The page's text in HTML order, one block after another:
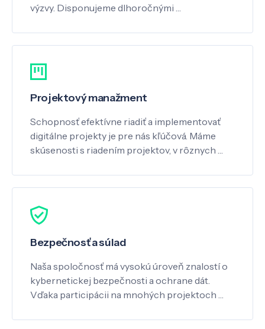
výzvy. Disponujeme dlhoročnými …
Projektový manažment
Schopnosť efektívne riadiť a implementovať
digitálne projekty je pre nás kľúčová. Máme
skúsenosti s riadením projektov, v rôznych …
Bezpečnosť a súlad
Naša spoločnosť má vysokú úroveň znalostí o
kybernetickej bezpečnosti a ochrane dát.
Vďaka participácii na mnohých projektoch …